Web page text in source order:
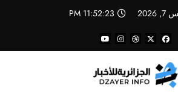
11:52:24 PM